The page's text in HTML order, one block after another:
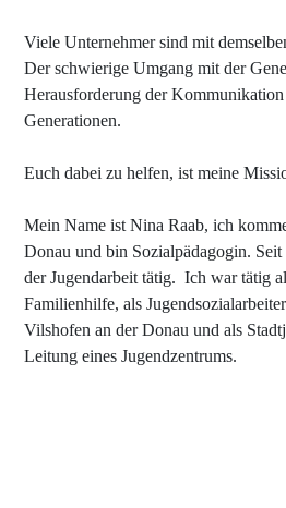
Viele Unternehmer sind mit
Der schwierige Umgang mit der
Herausforderung der
Generationen.
Euch dabei zu helfen, ist meine
Mein Name ist Nina Raab, ich
Donau und bin Sozialpädagogin.
der Jugendarbeit tätig. Ich war tätig
Familienhilfe, als
Vilshofen an der Donau und als
Leitung eines Jugendzentrums.